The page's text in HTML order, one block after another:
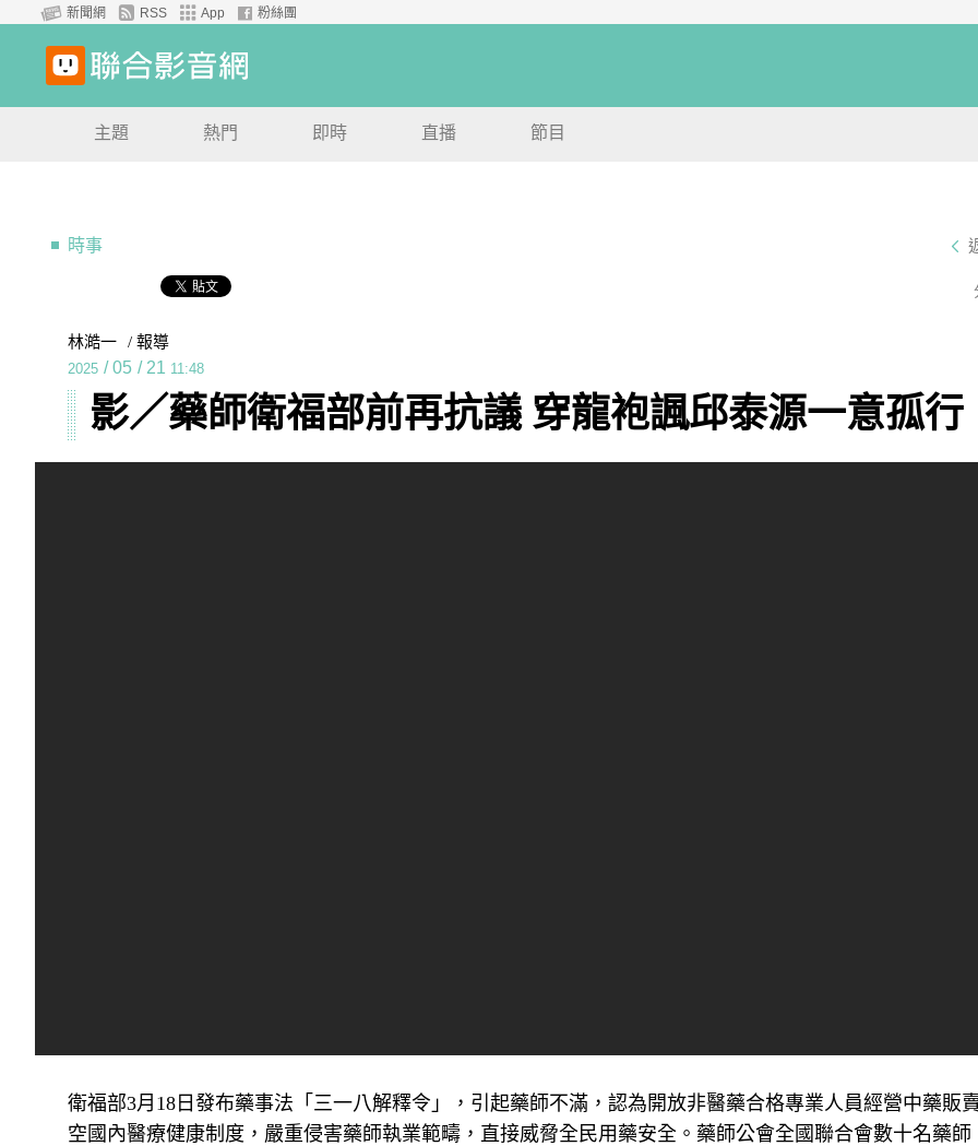
新聞網 RSS App 粉絲團
主題 熱門 即時 直播 節目
時事
林澔一 / 報導
2025 / 05 / 21 11:48
影／藥師衛福部前再抗議 穿龍袍諷邱泰源一意孤行
衛福部3月18日發布藥事法「三一八解釋令」，引起藥師不滿，認為開放非醫藥合格專業人員經營中藥販
空國內醫療健康制度，嚴重侵害藥師執業範疇，直接威脅全民用藥安全。藥師公會全國聯合會數十名藥師